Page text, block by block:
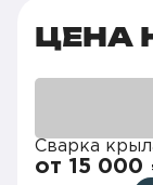
ЦЕНА
Сварка
от 15 000